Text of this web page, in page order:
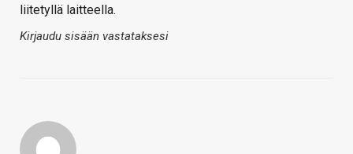
liitetyllä laitteella.
Kirjaudu sisään vastataksesi